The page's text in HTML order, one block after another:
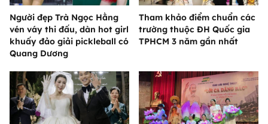
Người đẹp Trà Ngọc Hằng
vén váy thi đấu, dàn hot girl
khuấy đảo giải pickleball có
Quang Dương
Tham khảo điểm chuẩn các
trường thuộc ĐH Quốc gia
TPHCM 3 năm gần nhất